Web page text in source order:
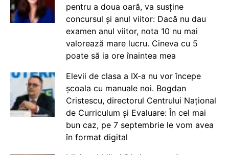
pentru a doua oară, va susține
concursul și anul viitor: Dacă nu dau
examen anul viitor, nota 10 nu mai
valorează mare lucru. Cineva cu 5
poate să ia ore înaintea mea
Elevii de clasa a IX-a nu vor începe
școala cu manuale noi. Bogdan
Cristescu, directorul Centrului Național
de Curriculum și Evaluare: În cel mai
bun caz, pe 7 septembrie le vom avea
în format digital